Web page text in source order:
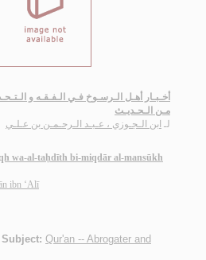
أخـبـار أهـل الـرسـوخ فـي الـفـقـه و
مـن الـحـديـث
لـ ابن الـجـوزي ، عـبـد الـرحـمـن بن عـلـي
wa-al-taḥdīth bi-miqdār al-mansūkh
ibn ‘Alī
Subject: Qur'an -- Abrogater and